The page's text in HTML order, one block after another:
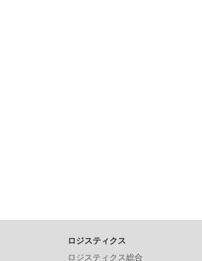
ロジスティクス
ロジスティクス総合